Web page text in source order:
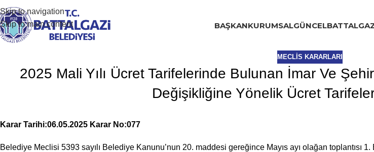
Skip to navigation
Skip to main content
BAŞKANKURUMSALGÜNCEL
MECLIS KARARLARI
2025 Mali Yılı Ücret Tarifelerinde Bulunan İmar Ve
Değişikliğine Yönelik Ücret
Karar Tarihi:06.05.2025 Karar No:077
Belediye Meclisi 5393 sayılı Belediye Kanunu’nun 20. maddesi gereğince Mayıs ayı olağan toplantısı